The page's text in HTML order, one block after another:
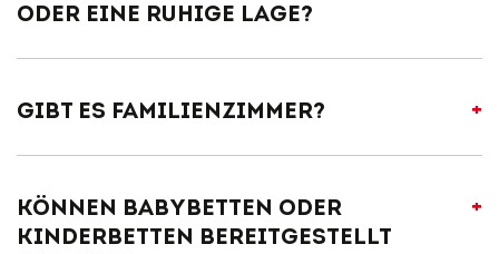
Standard
Schreibtisch mit guter Beleuchtung
Flatscreen-TV
Laptop-Safe
oder eine ruhige Lage?
Gibt es Familienzimmer?
Können Babybetten oder
Kinderbetten bereitgestellt